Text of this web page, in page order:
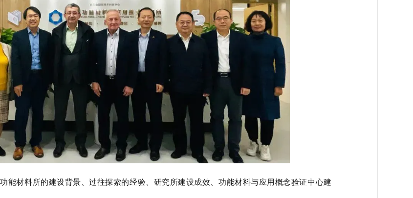
能材料所的建设背景、过往探索的经验、研究所建设成效、功能材料与应用概念验证中心建